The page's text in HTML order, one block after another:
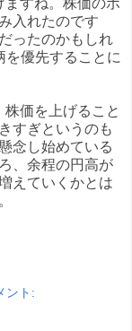
入れたのです
ったのかもしれ
を優先することに
価を上げること
すぎというのも
念し始めている
、余程の円高が
えていくかとは
ント: